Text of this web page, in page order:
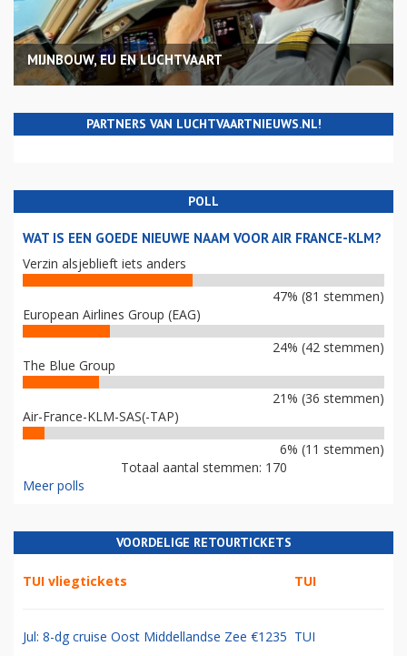
MIJNBOUW, EU EN LUCHTVAART
PARTNERS VAN LUCHTVAARTNIEUWS.NL!
POLL
WAT IS EEN GOEDE NIEUWE NAAM VOOR AIR FRANCE-KLM?
Verzin alsjeblieft iets anders
47% (81 stemmen)
European Airlines Group (EAG)
24% (42 stemmen)
The Blue Group
21% (36 stemmen)
Air-France-KLM-SAS(-TAP)
6% (11 stemmen)
Totaal aantal stemmen: 170
Meer polls
VOORDELIGE RETOURTICKETS
TUI vliegtickets TUI
Jul: 8-dg cruise Oost Middellandse Zee €1235 TUI